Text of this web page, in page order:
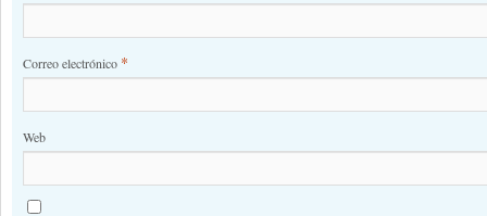
Correo electrónico *
Web